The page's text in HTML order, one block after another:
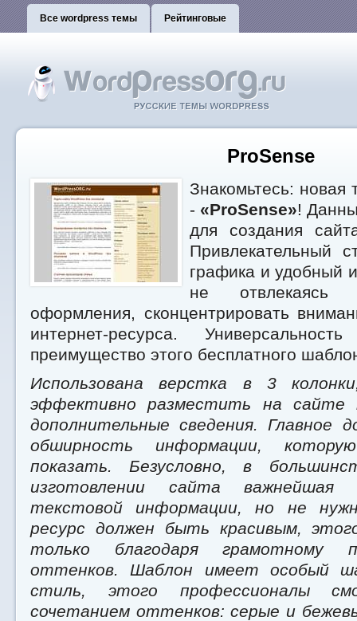
Все wordpress темы Рейтинговые
ProSense
Знакомьтесь: новая
- «ProSense»!
для создания
Привлекательный
графика и удобный
не отвлекаясь
оформления, сконцентрировать
интернет-ресурса.
преимущество этого бесплатного
Использована верстка в 3
эффективно разместить на
дополнительные сведения. Главное
обширность информации,
показать. Безусловно, в
изготовлении сайта важнейшая
текстовой информации, но не
ресурс должен быть красивым,
только благодаря грамотному
оттенков. Шаблон имеет особый
стиль, этого профессионалы
сочетанием оттенков: серые и